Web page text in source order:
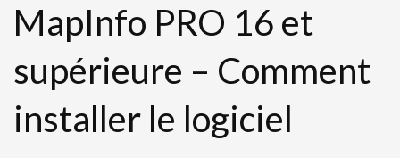
MapInfo PRO 16 et
supérieure – Comment
installer le logiciel